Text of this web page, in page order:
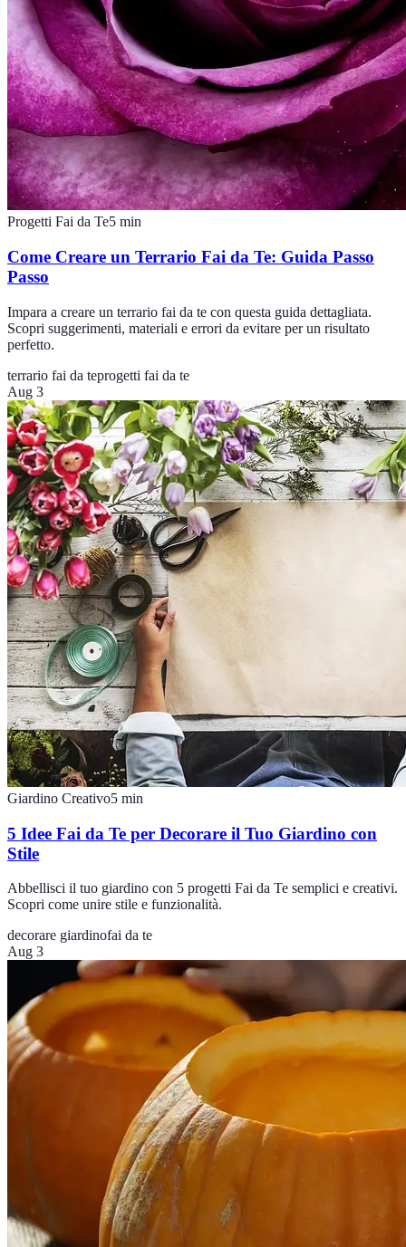
Progetti Fai da Te5 min
Come Creare un Terrario Fai da Te: Guida Passo
Passo
Impara a creare un terrario fai da te con questa guida dettagliata.
Scopri suggerimenti, materiali e errori da evitare per un risultato
perfetto.
terrario fai da teprogetti fai da te
Aug 3
Giardino Creativo5 min
5 Idee Fai da Te per Decorare il Tuo Giardino con
Stile
Abbellisci il tuo giardino con 5 progetti Fai da Te semplici e creativi.
Scopri come unire stile e funzionalità.
decorare giardinofai da te
Aug 3